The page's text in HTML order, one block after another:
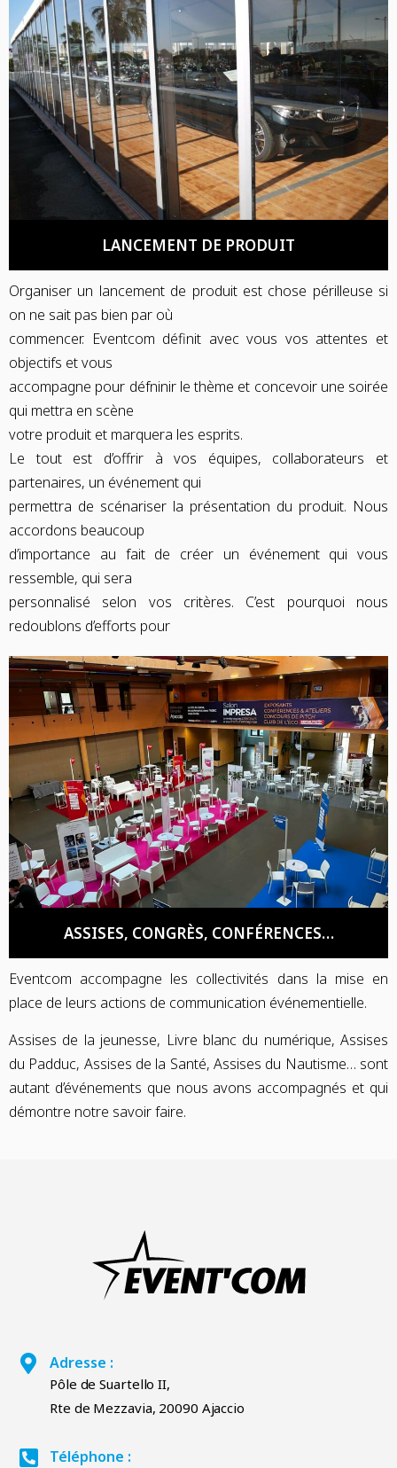
LANCEMENT DE PRODUIT
Organiser un lancement de produit est chose périlleuse si
on ne sait pas bien par où
commencer. Eventcom définit avec vous vos attentes et
objectifs et vous
accompagne pour défninir le thème et concevoir une soirée
qui mettra en scène
votre produit et marquera les esprits.
Le tout est d’offrir à vos équipes, collaborateurs et
partenaires, un événement qui
permettra de scénariser la présentation du produit. Nous
accordons beaucoup
d’importance au fait de créer un événement qui vous
ressemble, qui sera
personnalisé selon vos critères. C’est pourquoi nous
redoublons d’efforts pour
ASSISES, CONGRÈS, CONFÉRENCES…
Eventcom accompagne les collectivités dans la mise en
place de leurs actions de communication événementielle.
Assises de la jeunesse, Livre blanc du numérique, Assises
du Padduc, Assises de la Santé, Assises du Nautisme… sont
autant d’événements que nous avons accompagnés et qui
démontre notre savoir faire.
Adresse :
Pôle de Suartello II,
Rte de Mezzavia, 20090 Ajaccio
Téléphone :